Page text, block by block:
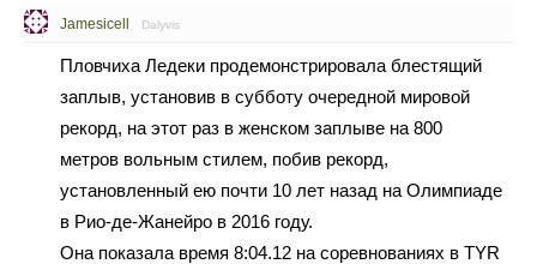
Jamesicell Dalyvis
Пловчиха Ледеки продемонстрировала блестящий
заплыв, установив в субботу очередной мировой
рекорд, на этот раз в женском заплыве на 800
метров вольным стилем, побив рекорд,
установленный ею почти 10 лет назад на Олимпиаде
в Рио-де-Жанейро в 2016 году.
Она показала время 8:04.12 на соревнованиях в TYR